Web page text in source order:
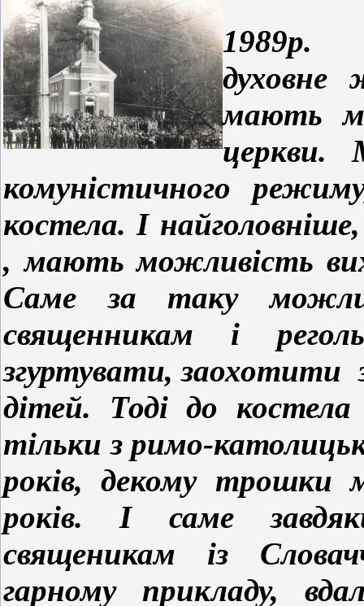
1989р.
духовне
мають
церкви.
комуністичного
костела. І
, мають можливість
Саме за таку
священникам і
згуртувати, заохотити
дітей. Тоді до
тільки з римо-
років, декому
років. І саме
священикам із
гарному прикладу,